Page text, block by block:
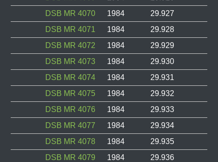
DSB MR 4070
1984
29.927
DSB MR 4071
1984
29.928
DSB MR 4072
1984
29.929
DSB MR 4073
1984
29.930
DSB MR 4074
1984
29.931
DSB MR 4075
1984
29.932
DSB MR 4076
1984
29.933
DSB MR 4077
1984
29.934
DSB MR 4078
1984
29.935
DSB MR 4079
1984
29.936